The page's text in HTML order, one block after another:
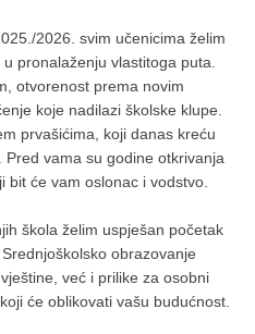
2026. svim učenicima želim
pronalaženju vlastitoga puta.
otvorenost prema novim
koje nadilazi školske klupe.
prvašićima, koji danas kreću
vama su godine otkrivanja
bit će vam oslonac i vodstvo.
škola želim uspješan početak
obrazovanje
već i prilike za osobni
će oblikovati vašu budućnost.